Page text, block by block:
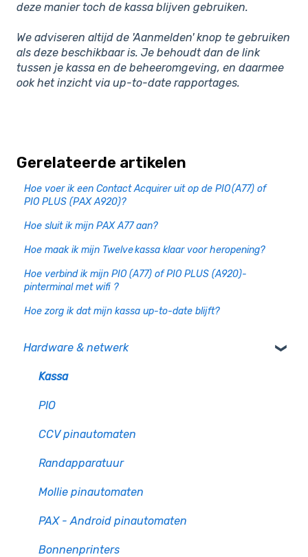
deze manier toch de kassa blijven gebruiken.
We adviseren altijd de 'Aanmelden' knop te gebruiken
als deze beschikbaar is. Je behoudt dan de link
tussen je kassa en de beheeromgeving, en daarmee
ook het inzicht via up-to-date rapportages.
Gerelateerde artikelen
Hoe voer ik een Contact Acquirer uit op de PIO (A77) of
PIO PLUS (PAX A920)?
Hoe sluit ik mijn PAX A77 aan?
Hoe maak ik mijn Twelve kassa klaar voor heropening?
Hoe verbind ik mijn PIO (A77) of PIO PLUS (A920)-
pinterminal met wifi ?
Hoe zorg ik dat mijn kassa up-to-date blijft?
Hardware & netwerk
Kassa
PIO
CCV pinautomaten
Randapparatuur
Mollie pinautomaten
PAX - Android pinautomaten
Bonnenprinters